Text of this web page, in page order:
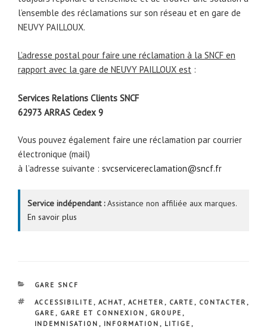
l’ensemble des réclamations sur son réseau et en gare de
NEUVY PAILLOUX.
L’adresse postal pour faire une réclamation à la SNCF en
rapport avec la gare de NEUVY PAILLOUX est :
Services Relations Clients SNCF
62973 ARRAS Cedex 9
Vous pouvez également faire une réclamation par courrier
électronique (mail)
à l’adresse suivante : svcservicereclamation@sncf.fr
Service indépendant :Assistance non affiliée aux marques.
En savoir plus
CATÉGORIES
GARE SNCF
ÉTIQUETTES
ACCESSIBILITE , ACHAT , ACHETER , CARTE , CONTACTER ,
GARE , GARE ET CONNEXION , GROUPE ,
INDEMNISATION , INFORMATION , LITIGE ,